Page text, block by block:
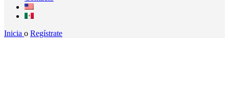
Inicia o Regístrate